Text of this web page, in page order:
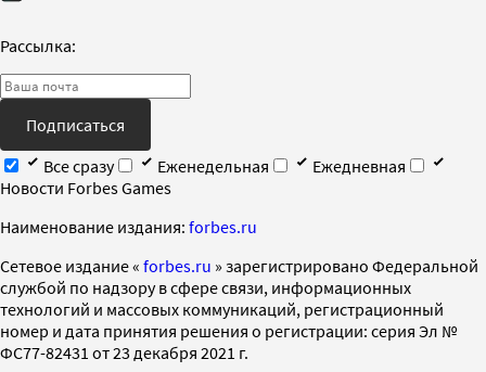
Рассылка:
Подписаться
Все сразу
Еженедельная
Ежедневная
Новости Forbes Games
Наименование издания: forbes.ru
Cетевое издание « forbes.ru » зарегистрировано Федеральной
службой по надзору в сфере связи, информационных
технологий и массовых коммуникаций, регистрационный
номер и дата принятия решения о регистрации: серия Эл №
ФС77-82431 от 23 декабря 2021 г.